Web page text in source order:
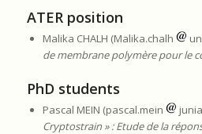
ATER position
Malika CHALH (Malika.chalh
de membrane polymère pour le
PhD students
Pascal MEIN (pascal.mein
Cryptostrain » : Etude de la